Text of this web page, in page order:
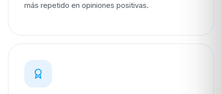
más repetido en opiniones positivas.